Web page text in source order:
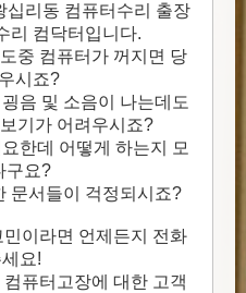
십리동 컴퓨터수리 출장
리 컴닥터입니다.
중 컴퓨터가 꺼지면 당
시죠?
음 및 소음이 나는데도
기가 어려우시죠?
한데 어떻게 하는지 모
구요?
문서들이 걱정되시죠?
이라면 언제든지 전화
요!
퓨터고장에 대한 고객